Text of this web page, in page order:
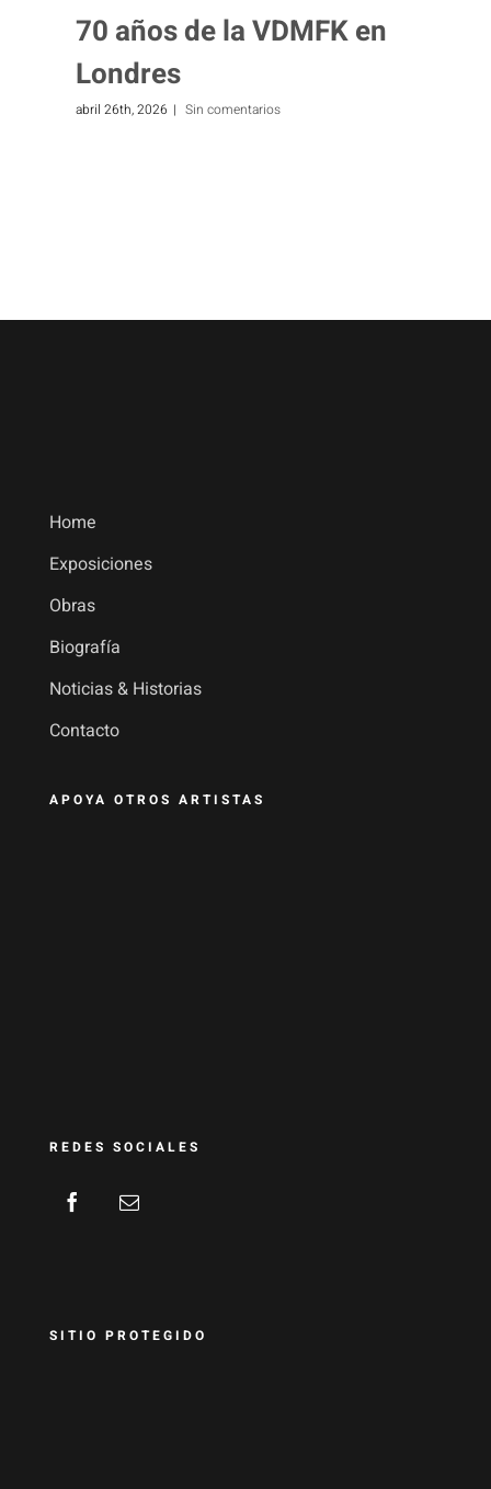
70 años de la VDMFK en
Londres
abril 26th, 2026 | Sin comentarios
Home
Exposiciones
Obras
Biografía
Noticias & Historias
Contacto
APOYA OTROS ARTISTAS
REDES SOCIALES
SITIO PROTEGIDO